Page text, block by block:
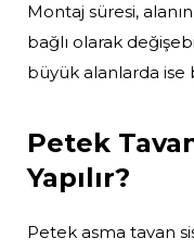
Montaj süresi,
bağlı olarak
büyük alanlarda ise
Petek
Yapılır?
Petek asma tavan